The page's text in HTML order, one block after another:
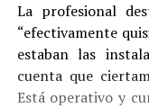
La profesional
“efectivamente
estaban las
cuenta que
Está operativo y